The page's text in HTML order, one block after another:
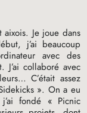
aixois. Je joue dans
j’ai beaucoup
avec des
collaboré avec
C’était assez
». On a eu
fondé « Picnic